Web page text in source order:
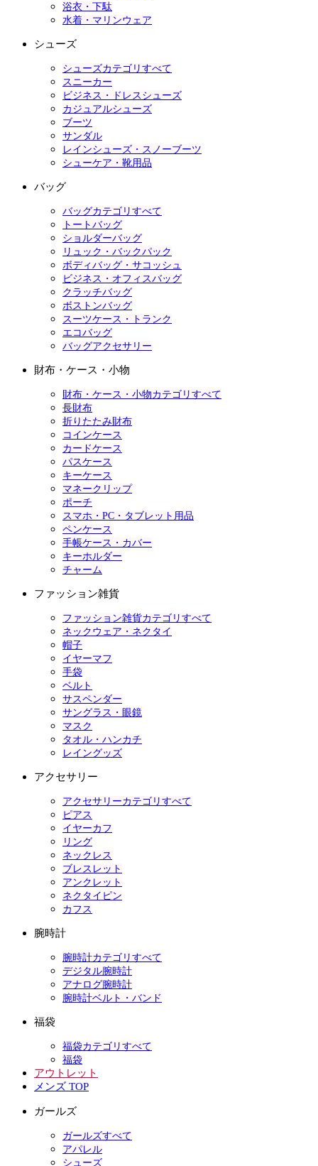
浴衣・下駄
水着・マリンウェア
シューズ
シューズカテゴリすべて
スニーカー
ビジネス・ドレスシューズ
カジュアルシューズ
ブーツ
サンダル
レインシューズ・スノーブーツ
シューケア・靴用品
バッグ
バッグカテゴリすべて
トートバッグ
ショルダーバッグ
リュック・バックパック
ボディバッグ・サコッシュ
ビジネス・オフィスバッグ
クラッチバッグ
ボストンバッグ
スーツケース・トランク
エコバッグ
バッグアクセサリー
財布・ケース・小物
財布・ケース・小物カテゴリすべて
長財布
折りたたみ財布
コインケース
カードケース
パスケース
キーケース
マネークリップ
ポーチ
スマホ・PC・タブレット用品
ペンケース
手帳ケース・カバー
キーホルダー
チャーム
ファッション雑貨
ファッション雑貨カテゴリすべて
ネックウェア・ネクタイ
帽子
イヤーマフ
手袋
ベルト
サスペンダー
サングラス・眼鏡
マスク
タオル・ハンカチ
レイングッズ
アクセサリー
アクセサリーカテゴリすべて
ピアス
イヤーカフ
リング
ネックレス
ブレスレット
アンクレット
ネクタイピン
カフス
腕時計
腕時計カテゴリすべて
デジタル腕時計
アナログ腕時計
腕時計ベルト・バンド
福袋
福袋カテゴリすべて
福袋
アウトレット
メンズ TOP
ガールズ
ガールズすべて
アパレル
シューズ